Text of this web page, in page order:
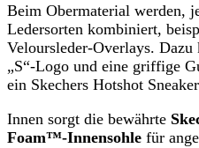
Beim Obermaterial werden,
Ledersorten kombiniert,
Veloursleder-Overlays.
„S“-Logo und eine griffige
ein Skechers Hotshot
Innen sorgt die bewährte
Foam™-Innensohle für